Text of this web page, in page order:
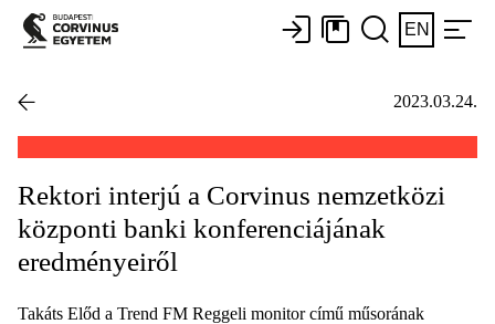
EN
2023.03.24.
Rektori interjú a Corvinus nemzetközi
központi banki konferenciájának
eredményeiről
Takáts Előd a Trend FM Reggeli monitor című műsorának